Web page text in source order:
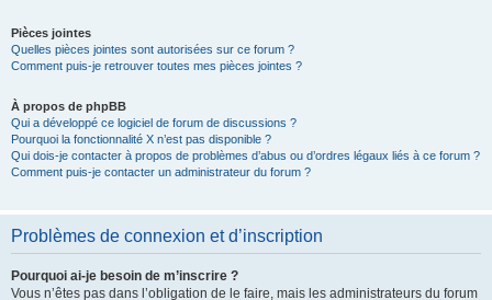
Pièces jointes
Quelles pièces jointes sont autorisées sur ce forum ?
Comment puis-je retrouver toutes mes pièces jointes ?
À propos de phpBB
Qui a développé ce logiciel de forum de discussions ?
Pourquoi la fonctionnalité X n’est pas disponible ?
Qui dois-je contacter à propos de problèmes d’abus ou d’ordres légaux liés à ce forum ?
Comment puis-je contacter un administrateur du forum ?
Problèmes de connexion et d’inscription
Pourquoi ai-je besoin de m’inscrire ?
Vous n’êtes pas dans l’obligation de le faire, mais les administrateurs du forum